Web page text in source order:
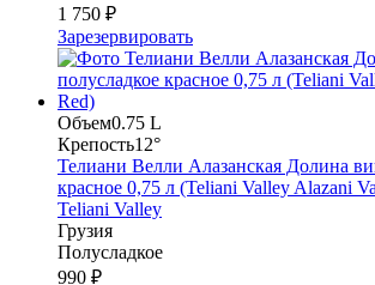
1 750 ₽
Зарезервировать
Объем0.75 L
Крепость12°
Телиани Велли Алазанская Долина
красное 0,75 л (Teliani Valley Alazani
Teliani Valley
Грузия
Полусладкое
990 ₽